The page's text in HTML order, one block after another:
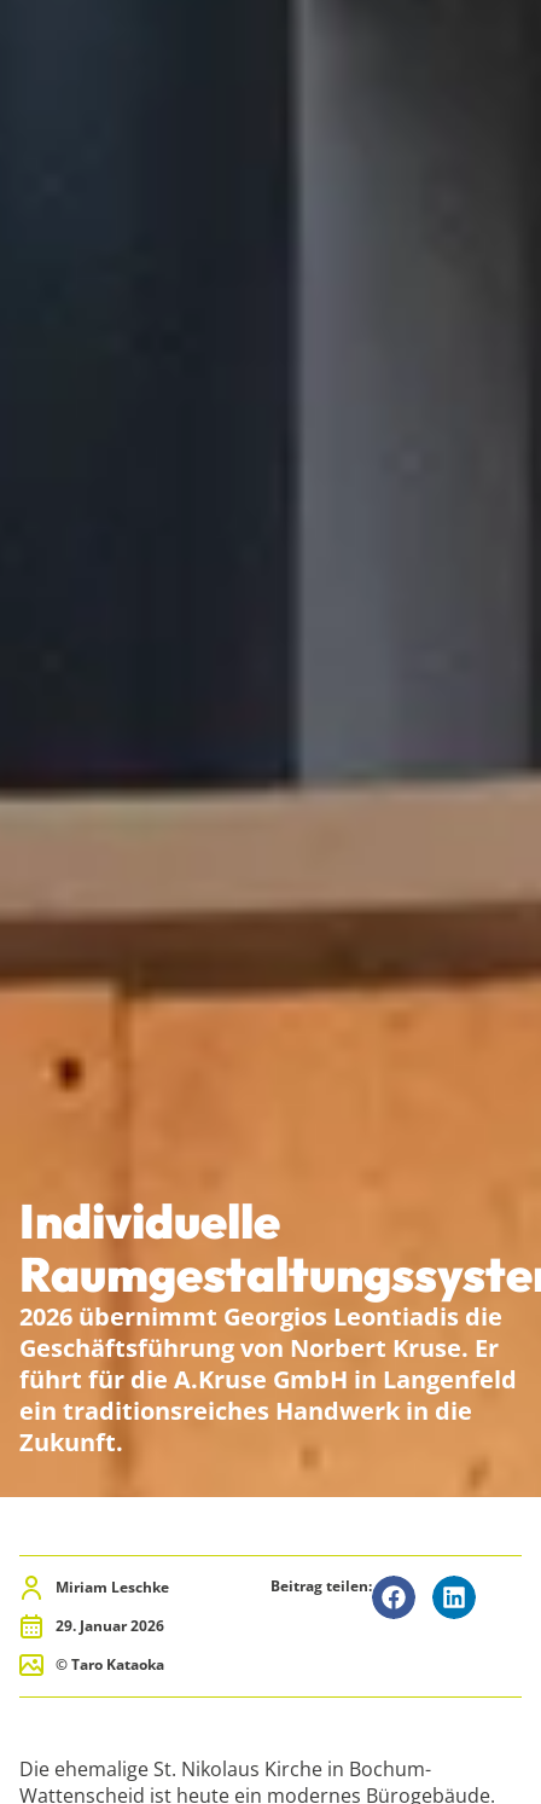
Individuelle
2026 übernimmt Georgios Leontiadis die
Geschäftsführung von Norbert Kruse. Er
führt für die A.Kruse GmbH in Langenfeld
ein traditionsreiches Handwerk in die
Zukunft.
Miriam Leschke
29. Januar 2026
© Taro Kataoka
Beitrag teilen:
Die ehemalige St. Nikolaus Kirche in Bochum-
Wattenscheid ist heute ein modernes Bürogebäude.